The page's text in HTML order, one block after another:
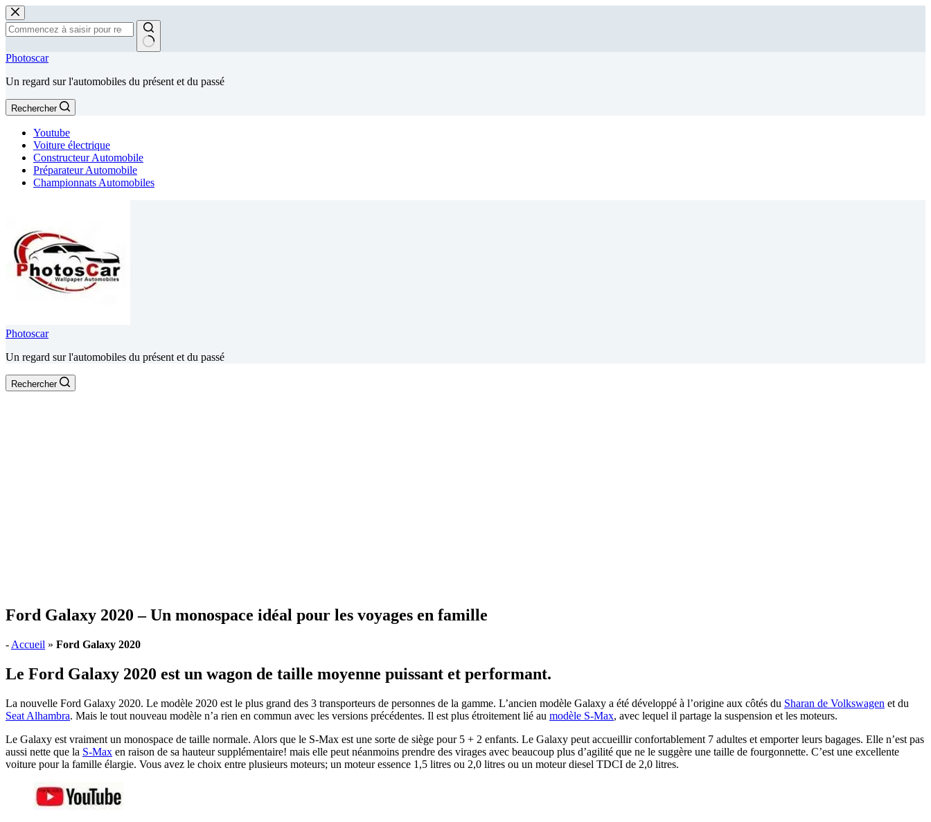
Passer
au
contenu
Aucun
Photoscar
Un regard sur l'automobiles du présent et du passé
Rechercher
Youtube
Voiture électrique
Constructeur Automobile
Préparateur Automobile
Championnats Automobiles
Photoscar
Un regard sur l'automobiles du présent et du passé
Rechercher
Ford Galaxy 2020 – Un monospace idéal pour les voyages en famille
- Accueil » Ford Galaxy 2020
Le Ford Galaxy 2020 est un wagon de taille moyenne puissant et performant.
La nouvelle Ford Galaxy 2020. Le modèle 2020 est le plus grand des 3 transporteurs de personnes de la gamme. L’ancien modèle Galaxy a été développé à l’origine aux côtés du Sharan de Volkswagen et du
Seat Alhambra. Mais le tout nouveau modèle n’a rien en commun avec les versions précédentes. Il est plus étroitement lié au modèle S-Max, avec lequel il partage la suspension et les moteurs.
Le Galaxy est vraiment un monospace de taille normale. Alors que le S-Max est une sorte de siège pour 5 + 2 enfants. Le Galaxy peut accueillir confortablement 7 adultes et emporter leurs bagages. Elle n’est pas
aussi nette que la S-Max en raison de sa hauteur supplémentaire! mais elle peut néanmoins prendre des virages avec beaucoup plus d’agilité que ne le suggère une taille de fourgonnette. C’est une excellente
voiture pour la famille élargie. Vous avez le choix entre plusieurs moteurs; un moteur essence 1,5 litres ou 2,0 litres ou un moteur diesel TDCI de 2,0 litres.